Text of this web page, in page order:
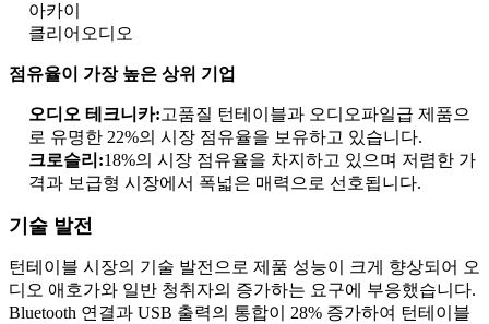
아카이
클리어오디오
점유율이 가장 높은 상위 기업
오디오 테크니카:고품질 턴테이블과 오디오파일급 제품으
로 유명한 22%의 시장 점유율을 보유하고 있습니다.
크로슬리:18%의 시장 점유율을 차지하고 있으며 저렴한 가
격과 보급형 시장에서 폭넓은 매력으로 선호됩니다.
기술 발전
턴테이블 시장의 기술 발전으로 제품 성능이 크게 향상되어 오
디오 애호가와 일반 청취자의 증가하는 요구에 부응했습니다.
Bluetooth 연결과 USB 출력의 통합이 28% 증가하여 턴테이블